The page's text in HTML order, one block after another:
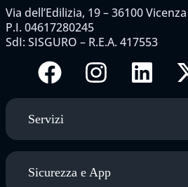
Via dell’Edilizia, 19 – 36100 Vicenza
P.I. 04617280245
SdI: SISGURO – R.E.A. 417553
Servizi
Sicurezza e App